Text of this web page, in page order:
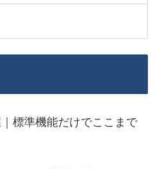
標準機能だけでここまで